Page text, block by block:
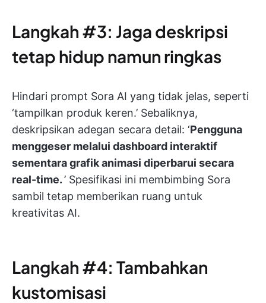
Langkah #3: Jaga deskripsi
tetap hidup namun ringkas
Hindari prompt Sora AI yang tidak jelas, seperti
‘tampilkan produk keren.’ Sebaliknya,
deskripsikan adegan secara detail: ‘Pengguna
menggeser melalui dashboard interaktif
sementara grafik animasi diperbarui secara
real-time.’ Spesifikasi ini membimbing Sora
sambil tetap memberikan ruang untuk
kreativitas AI.
Langkah #4: Tambahkan
kustomisasi